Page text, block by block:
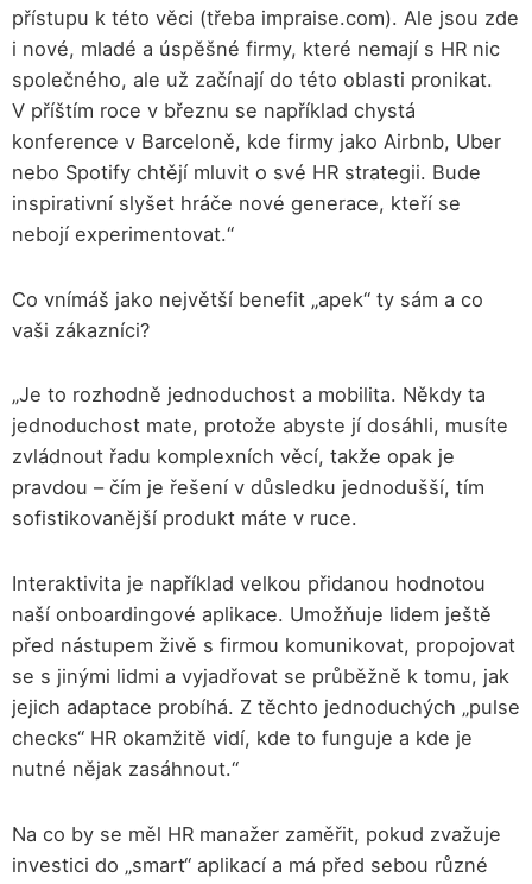
přístupu k této věci (třeba impraise.com). Ale jsou zde
i nové, mladé a úspěšné firmy, které nemají s HR nic
společného, ale už začínají do této oblasti pronikat.
V příštím roce v březnu se například chystá
konference v Barceloně, kde firmy jako Airbnb, Uber
nebo Spotify chtějí mluvit o své HR strategii. Bude
inspirativní slyšet hráče nové generace, kteří se
nebojí experimentovat.“
Co vnímáš jako největší benefit „apek“ ty sám a co
vaši zákazníci?
„Je to rozhodně jednoduchost a mobilita. Někdy ta
jednoduchost mate, protože abyste jí dosáhli, musíte
zvládnout řadu komplexních věcí, takže opak je
pravdou – čím je řešení v důsledku jednodušší, tím
sofistikovanější produkt máte v ruce.
Interaktivita je například velkou přidanou hodnotou
naší onboardingové aplikace. Umožňuje lidem ještě
před nástupem živě s firmou komunikovat, propojovat
se s jinými lidmi a vyjadřovat se průběžně k tomu, jak
jejich adaptace probíhá. Z těchto jednoduchých „pulse
checks“ HR okamžitě vidí, kde to funguje a kde je
nutné nějak zasáhnout.“
Na co by se měl HR manažer zaměřit, pokud zvažuje
investici do „smart“ aplikací a má před sebou různé